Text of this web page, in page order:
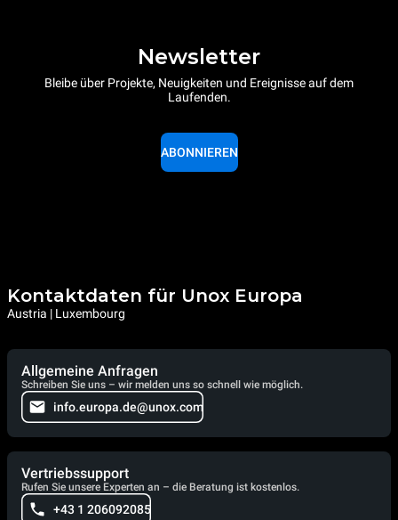
Newsletter
Bleibe über Projekte, Neuigkeiten und Ereignisse auf dem
Laufenden.
ABONNIEREN
Kontaktdaten für Unox Europa
Austria | Luxembourg
Allgemeine Anfragen
Schreiben Sie uns – wir melden uns so schnell wie möglich.
info.europa.de@unox.com
Vertriebssupport
Rufen Sie unsere Experten an – die Beratung ist kostenlos.
+43 1 206092085